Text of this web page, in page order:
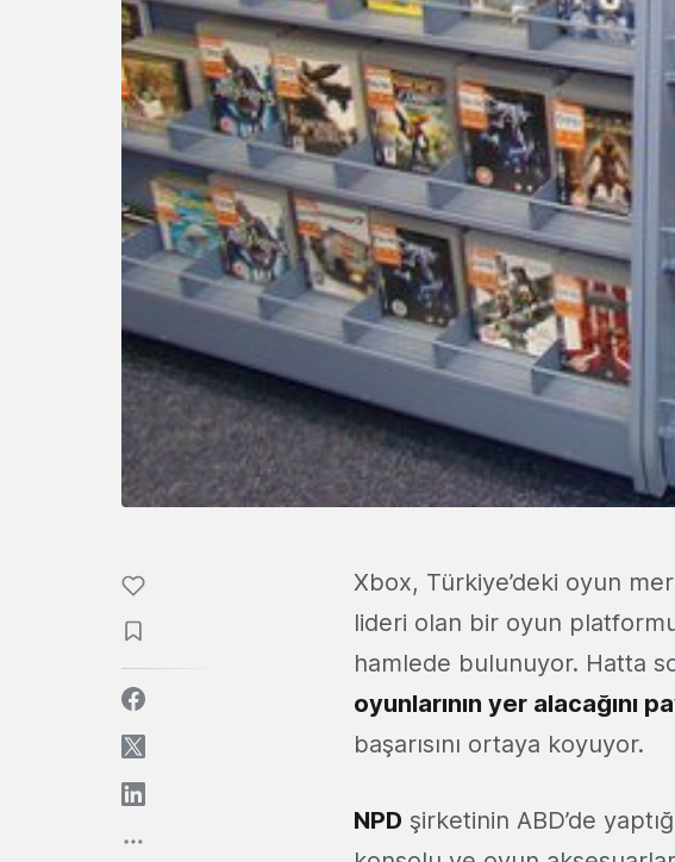
Xbox, Türkiye’deki oyun
lideri olan bir oyun
hamlede bulunuyor. Hatta
oyunlarının yer alacağını
başarısını ortaya koyuyor.
NPD şirketinin ABD’de